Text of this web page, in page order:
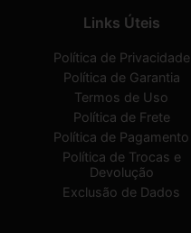
Links Úteis
Política de Privacidade
Política de Garantia
Termos de Uso
Política de Frete
Política de Pagamento
Política de Trocas e
Devolução
Exclusão de Dados